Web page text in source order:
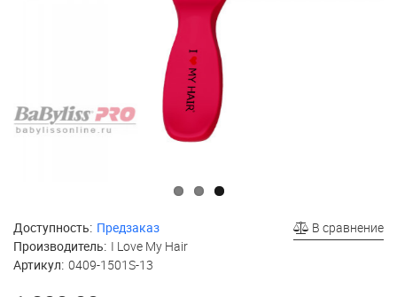
В сравнение
Доступность: Предзаказ
Производитель: I Love My Hair
Артикул: 0409-1501S-13